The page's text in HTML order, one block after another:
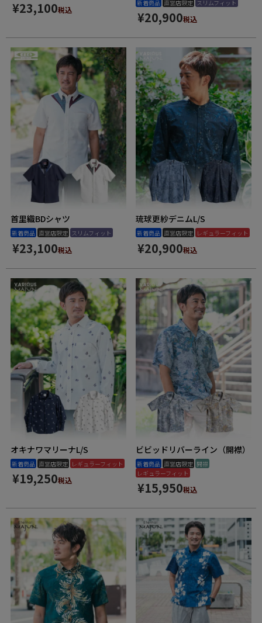
¥23,100税込
新着商品 直営店限定 スリムフィット
¥20,900税込
首里織BDシャツ
新着商品 直営店限定 スリムフィット
¥23,100税込
琉球更紗デニムL/S
新着商品 直営店限定 レギュラーフィット
¥20,900税込
オキナワマリーナL/S
新着商品 直営店限定 レギュラーフィット
¥19,250税込
ビビッドリバーライン（開襟）
新着商品 直営店限定 開襟
レギュラーフィット
¥15,950税込